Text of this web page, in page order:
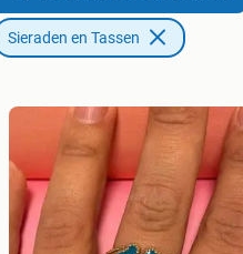
Sieraden en Tassen